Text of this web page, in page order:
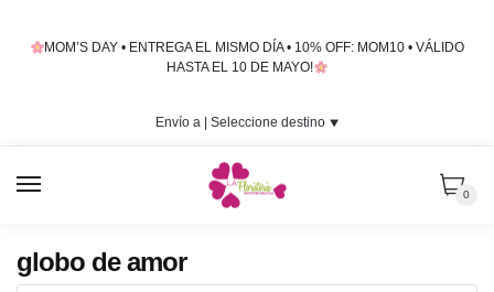
MOM’S DAY • ENTREGA EL MISMO DÍA • 10% OFF: MOM10 • VÁLIDO
HASTA EL 10 DE MAYO!
Envío a | Seleccione destino⯆
0
globo de amor